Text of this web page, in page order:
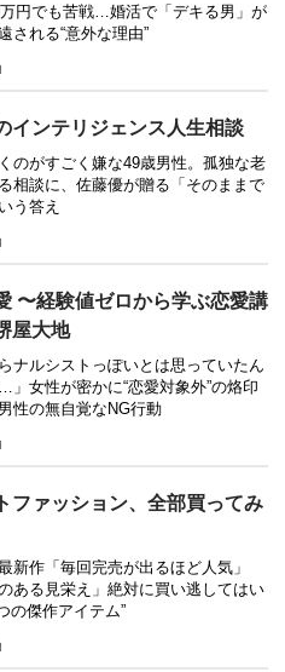
円でも苦戦…婚活で「デキる男」が
される“意外な理由”
インテリジェンス人生相談
のがすごく嫌な49歳男性。孤独な老
相談に、佐藤優が贈る「そのままで
う答え
〜経験値ゼロから学ぶ恋愛講
屋大地
らナルシストっぽいとは思っていたん
」女性が密かに“恋愛対象外”の烙印
性の無自覚なNG行動
ファッション、全部買ってみ
新作「毎回完売が出るほど人気」
のある見栄え」絶対に買い逃してはい
の傑作アイテム”